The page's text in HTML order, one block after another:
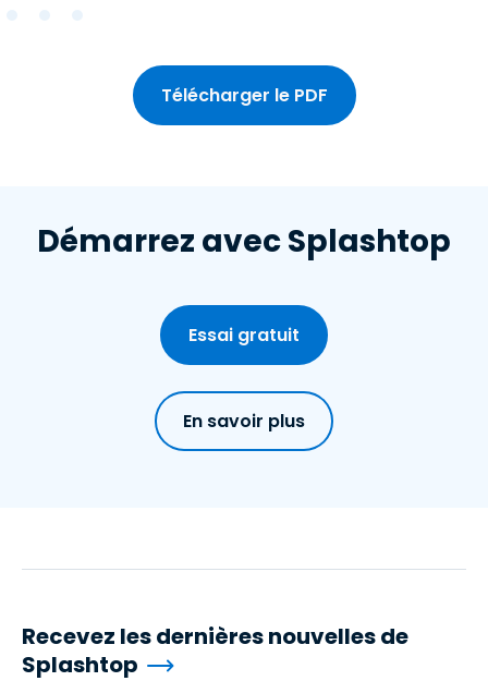
Télécharger le PDF
Démarrez avec Splashtop
Essai gratuit
En savoir plus
Recevez les dernières nouvelles de
Splashtop